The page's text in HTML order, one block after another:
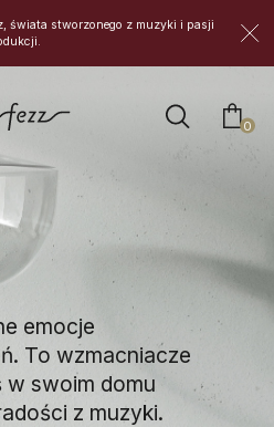
świata stworzonego z muzyki i pasji
0
emocje
To wzmacniacze
swoim domu
z muzyki.